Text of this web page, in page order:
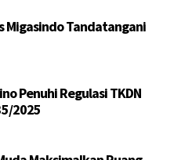
Migasindo Tandatangani
Penuhi Regulasi TKDN
2025